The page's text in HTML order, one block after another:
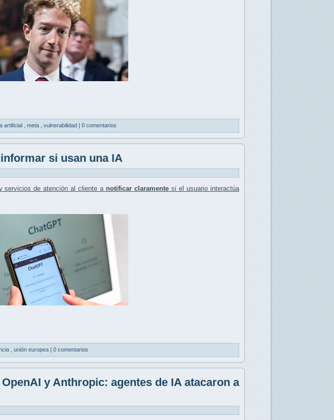
artificial meta vulnerabilidad 0 comentarios
si usan una IA
servicios de atención al cliente a notificar claramente si el usuario interactúa
unión europea | 0 comentarios
y Anthropic: agentes de IA atacaron a